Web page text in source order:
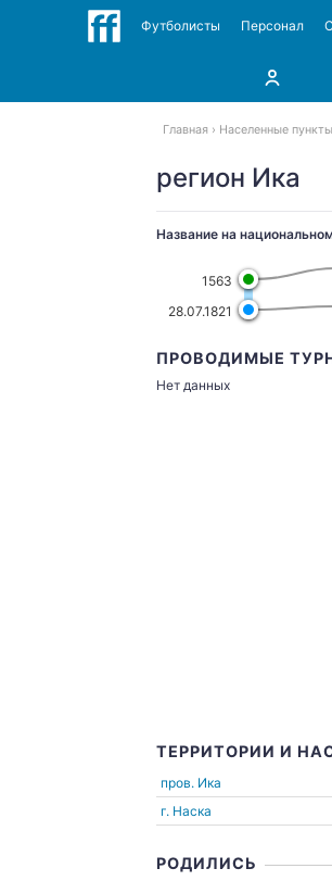
Футболисты Персонал
Главная Населенные пункты
регион Ика
Название на
1563
28.07.1821
ПРОВОДИМЫЕ
Нет данных
ТЕРРИТОРИИ И
пров. Ика
г. Наска
РОДИЛИСЬ